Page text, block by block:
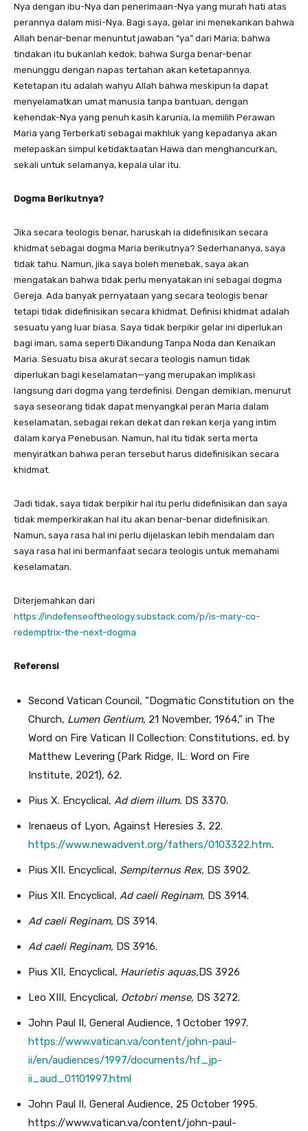
Nya dengan ibu-Nya dan penerimaan-Nya yang murah hati atas
perannya dalam misi-Nya. Bagi saya, gelar ini menekankan bahwa
Allah benar-benar menuntut jawaban “ya” dari Maria; bahwa
tindakan itu bukanlah kedok; bahwa Surga benar-benar
menunggu dengan napas tertahan akan ketetapannya.
Ketetapan itu adalah wahyu Allah bahwa meskipun Ia dapat
menyelamatkan umat manusia tanpa bantuan, dengan
kehendak-Nya yang penuh kasih karunia, Ia memilih Perawan
Maria yang Terberkati sebagai makhluk yang kepadanya akan
melepaskan simpul ketidaktaatan Hawa dan menghancurkan,
sekali untuk selamanya, kepala ular itu.
Dogma Berikutnya?
Jika secara teologis benar, haruskah ia didefinisikan secara
khidmat sebagai dogma Maria berikutnya? Sederhananya, saya
tidak tahu. Namun, jika saya boleh menebak, saya akan
mengatakan bahwa tidak perlu menyatakan ini sebagai dogma
Gereja. Ada banyak pernyataan yang secara teologis benar
tetapi tidak didefinisikan secara khidmat. Definisi khidmat adalah
sesuatu yang luar biasa. Saya tidak berpikir gelar ini diperlukan
bagi iman, sama seperti Dikandung Tanpa Noda dan Kenaikan
Maria. Sesuatu bisa akurat secara teologis namun tidak
diperlukan bagi keselamatan—yang merupakan implikasi
langsung dari dogma yang terdefinisi. Dengan demikian, menurut
saya seseorang tidak dapat menyangkal peran Maria dalam
keselamatan, sebagai rekan dekat dan rekan kerja yang intim
dalam karya Penebusan. Namun, hal itu tidak serta merta
menyiratkan bahwa peran tersebut harus didefinisikan secara
khidmat.
Jadi tidak, saya tidak berpikir hal itu perlu didefinisikan dan saya
tidak memperkirakan hal itu akan benar-benar didefinisikan.
Namun, saya rasa hal ini perlu dijelaskan lebih mendalam dan
saya rasa hal ini bermanfaat secara teologis untuk memahami
keselamatan.
Diterjemahkan dari
https://indefenseoftheology.substack.com/p/is-mary-co-
redemptrix-the-next-dogma
Referensi
Second Vatican Council, “Dogmatic Constitution on the
Church, Lumen Gentium, 21 November, 1964,” in The
Word on Fire Vatican II Collection: Constitutions, ed. by
Matthew Levering (Park Ridge, IL: Word on Fire
Institute, 2021), 62.
Pius X. Encyclical, Ad diem illum. DS 3370.
Irenaeus of Lyon, Against Heresies 3, 22.
https://www.newadvent.org/fathers/0103322.htm.
Pius XII. Encyclical, Sempiternus Rex, DS 3902.
Pius XII. Encyclical, Ad caeli Reginam, DS 3914.
Ad caeli Reginam, DS 3914.
Ad caeli Reginam, DS 3916.
Pius XII, Encyclical, Haurietis aquas,DS 3926
Leo XIII, Encyclical, Octobri mense, DS 3272.
John Paul II, General Audience, 1 October 1997.
https://www.vatican.va/content/john-paul-
ii/en/audiences/1997/documents/hf_jp-
ii_aud_01101997.html
John Paul II, General Audience, 25 October 1995.
https://www.vatican.va/content/john-paul-